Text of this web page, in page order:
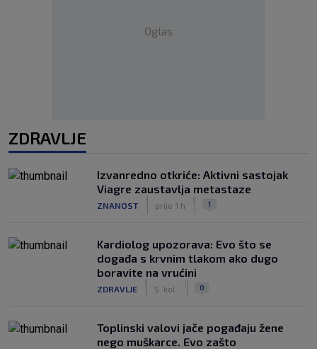
Oglas
ZDRAVLJE
Izvanredno otkriće: Aktivni sastojak
Viagre zaustavlja metastaze
ZNANOST prije 1 h 1
Kardiolog upozorava: Evo što se
događa s krvnim tlakom ako dugo
boravite na vrućini
ZDRAVLJE 5. kol. 0
Toplinski valovi jače pogađaju žene
nego muškarce. Evo zašto